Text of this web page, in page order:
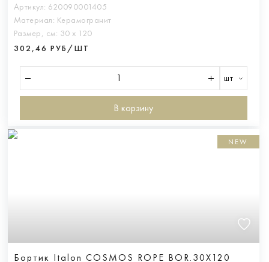
Артикул: 620090001405
Материал: Керамогранит
Размер, см: 30 х 120
302,46 РУБ/ШТ
шт
В корзину
NEW
Бортик Italon COSMOS ROPE BOR.30X120